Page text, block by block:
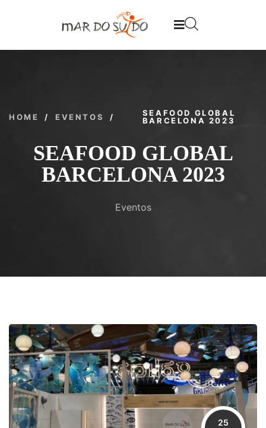
HOME / EVENTOS /
SEAFOOD GLOBAL
BARCELONA 2023
SEAFOOD GLOBAL
BARCELONA 2023
Eventos
25